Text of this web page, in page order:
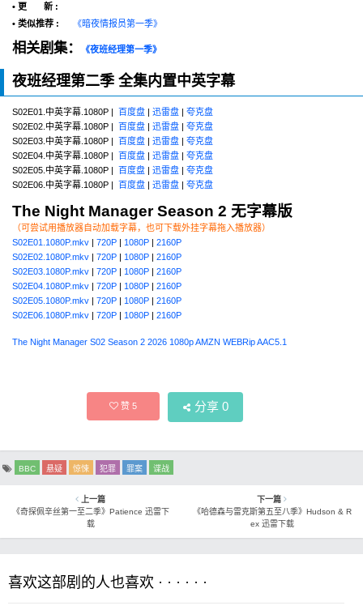
• 更 新 :
• 类似推荐 :
《暗夜情报员第一季》
相关剧集： 《夜班经理第一季》
夜班经理第二季 全集内置中英字幕
S02E01.中英字幕.1080P | 百度盘 | 迅雷盘 | 夸克盘
S02E02.中英字幕.1080P | 百度盘 | 迅雷盘 | 夸克盘
S02E03.中英字幕.1080P | 百度盘 | 迅雷盘 | 夸克盘
S02E04.中英字幕.1080P | 百度盘 | 迅雷盘 | 夸克盘
S02E05.中英字幕.1080P | 百度盘 | 迅雷盘 | 夸克盘
S02E06.中英字幕.1080P | 百度盘 | 迅雷盘 | 夸克盘
The Night Manager Season 2 无字幕版
（可尝试用播放器自动加载字幕，也可下载外挂字幕拖入播放器）
S02E01.1080P.mkv | 720P | 1080P | 2160P
S02E02.1080P.mkv | 720P | 1080P | 2160P
S02E03.1080P.mkv | 720P | 1080P | 2160P
S02E04.1080P.mkv | 720P | 1080P | 2160P
S02E05.1080P.mkv | 720P | 1080P | 2160P
S02E06.1080P.mkv | 720P | 1080P | 2160P
The Night Manager S02 Season 2 2026 1080p AMZN WEBRip AAC5.1
赞5 分享 0
BBC 悬疑 惊悚 犯罪 罪案 谍战
上一篇
《奇探佩辛丝第一至二季》Patience 迅雷下
载
下一篇
《哈德森与雷克斯第五至八季》Hudson & R
ex 迅雷下载
喜欢这部剧的人也喜欢 · · · · · ·